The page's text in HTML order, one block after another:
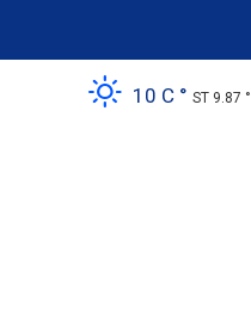
10 C ° ST 9.87 °